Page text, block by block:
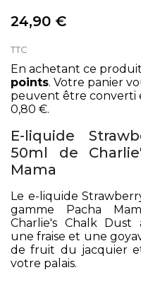
24,90 €
TTC
En achetant ce
points. Votre panier
peuvent être converti
0,80 €.
E-liquide
50ml de
Mama
Le e-liquide
gamme Pacha
Charlie's Chalk Dust
une fraise et une
de fruit du jacquier
votre palais.